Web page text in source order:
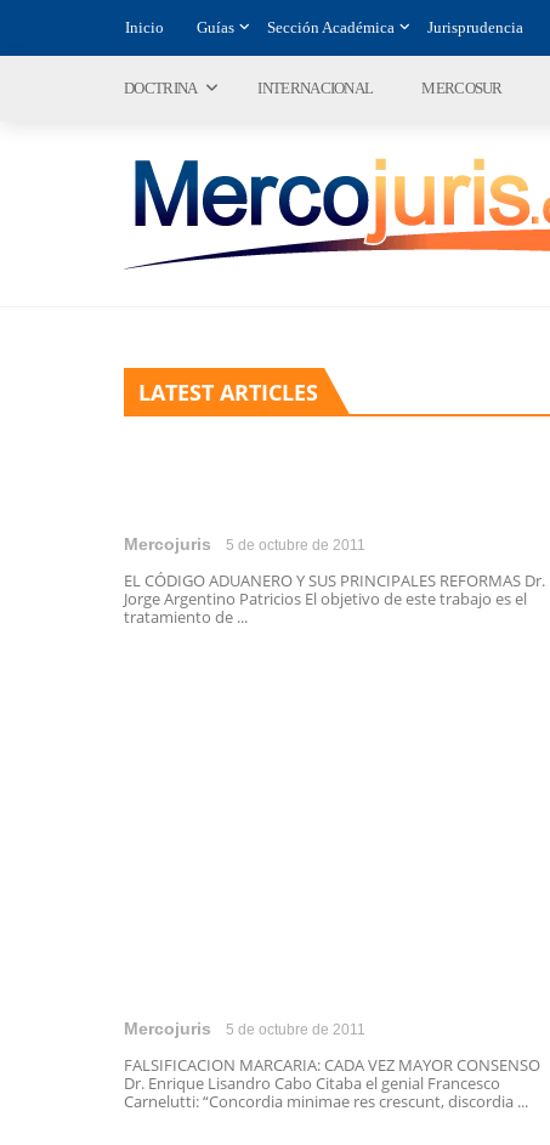
Inicio Guías Sección Académica Jurisprudencia
DOCTRINA INTERNACIONAL MERCOSUR
LATEST ARTICLES
Mercojuris 5 de octubre de 2011
EL CÓDIGO ADUANERO Y SUS PRINCIPALES REFORMAS Dr.
Jorge Argentino Patricios El objetivo de este trabajo es el
tratamiento de ...
Mercojuris 5 de octubre de 2011
FALSIFICACION MARCARIA: CADA VEZ MAYOR CONSENSO
Dr. Enrique Lisandro Cabo Citaba el genial Francesco
Carnelutti: “Concordia minimae res crescunt, discordia ...